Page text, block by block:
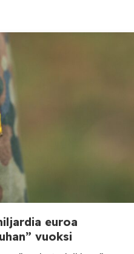
EKP:lta, joka kartoittaa
2010. Suomi on ollut koko
tulot
sen jälkeen jyrkästi.
euroa
vuoksi